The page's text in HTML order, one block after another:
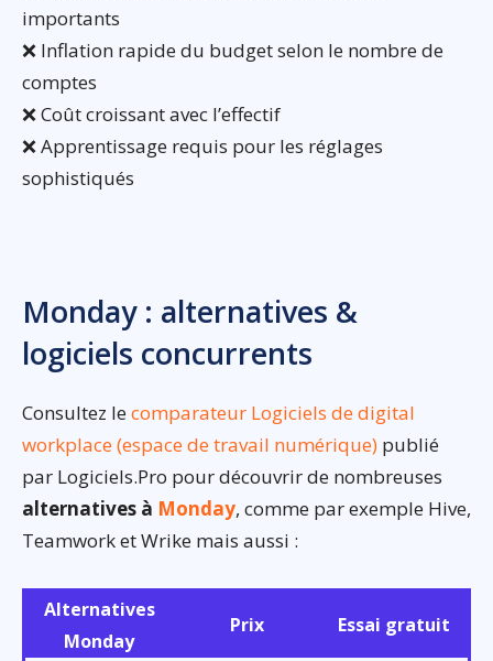
importants
❌ Inflation rapide du budget selon le nombre de
comptes
❌ Coût croissant avec l’effectif
❌ Apprentissage requis pour les réglages
sophistiqués
Monday : alternatives &
logiciels concurrents
Consultez lecomparateur Logiciels de digital
workplace (espace de travail numérique) publié
par Logiciels.Pro pour découvrir de nombreuses
alternatives à Monday, comme par exemple Hive,
Teamwork et Wrike mais aussi :
Alternatives
Monday
Prix Essai gratuit